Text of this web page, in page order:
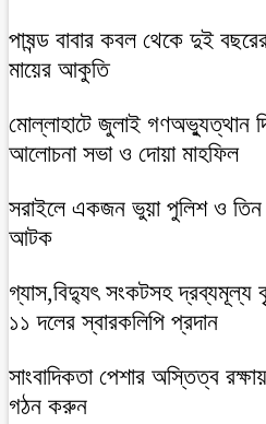
পাষন্ড বাবার কবল থেকে দুই
মায়ের আকুতি
মোল্লাহাটে জুলাই গণঅভ্যুত্থান
আলোচনা সভা ও দোয়া মাহফিল
সরাইলে একজন ভুয়া পুলিশ ও
আটক
গ্যাস,বিদ্যুৎ সংকটসহ দ্রব্যমূল্য
১১ দলের স্বারকলিপি প্রদান
সাংবাদিকতা পেশার অস্তিত্ব
গঠন করুন